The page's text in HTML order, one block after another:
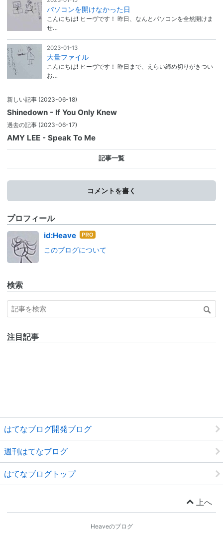
パソコンを開けなかった日
こんにちは❗ ヒーヴです！ 昨日、なんとパソコンを全然開けま
せ…
2023-01-13
大量ファイル
こんにちは❗ ヒーヴです！ 昨日まで、えらい締め切りがきつい
お…
新しい記事 (2023-06-18)
Shinedown - If You Only Knew
過去の記事 (2023-06-17)
AMY LEE - Speak To Me
記事一覧
コメントを書く
プロフィール
id:Heave はて
ログ
このブログについて
検索
注目記事
はてなブログ開発ブログ
週刊はてなブログ
はてなブログトップ
上へ
Heaveのブログ